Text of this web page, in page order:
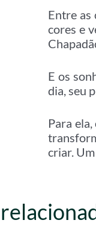
Entre as
cores e
E os
dia, seu
Para
criar.